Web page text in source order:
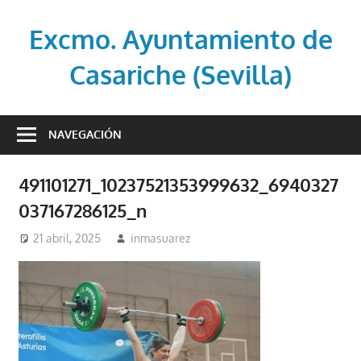
contenidoExcmo. Ayuntamiento de
Casariche (Sevilla)
oficial
de
Casariche
(Sevilla)
NAVEGACIÓN
491101271_10237521353999632_6940327
037167286125_n
21 abril, 2025 inmasuarez